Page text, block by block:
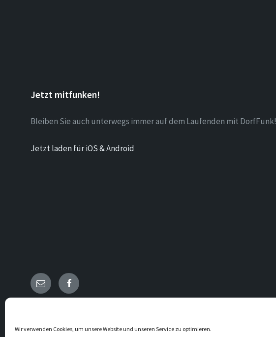
Wir verwenden Cookies, um unsere Website und unseren Service zu optimieren.
Jetzt mitfunken!
Bleiben Sie auch unterwegs immer auf dem Laufenden mit DorfFunk!
Jetzt laden für iOS & Android
Email Facebook